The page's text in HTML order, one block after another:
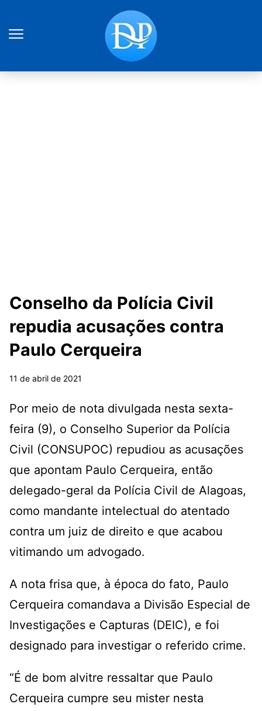
Conselho da Polícia Civil
repudia acusações contra
Paulo Cerqueira
11 de abril de 2021
Por meio de nota divulgada nesta sexta-
feira (9), o Conselho Superior da Polícia
Civil (CONSUPOC) repudiou as acusações
que apontam Paulo Cerqueira, então
delegado-geral da Polícia Civil de Alagoas,
como mandante intelectual do atentado
contra um juiz de direito e que acabou
vitimando um advogado.
A nota frisa que, à época do fato, Paulo
Cerqueira comandava a Divisão Especial de
Investigações e Capturas (DEIC), e foi
designado para investigar o referido crime.
“É de bom alvitre ressaltar que Paulo
Cerqueira cumpre seu mister nesta